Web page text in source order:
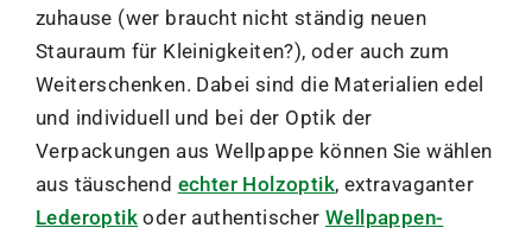
zuhause (wer braucht nicht ständig neuen
Stauraum für Kleinigkeiten?), oder auch zum
Weiterschenken. Dabei sind die Materialien edel
und individuell und bei der Optik der
Verpackungen aus Wellpappe können Sie wählen
aus täuschend echter Holzoptik, extravaganter
Lederoptik oder authentischer Wellpappen-